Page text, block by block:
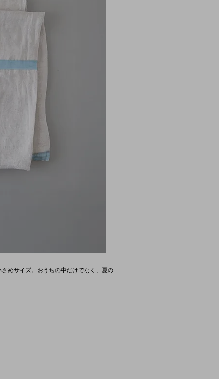
めサイズ。おうちの中だけでなく、夏の